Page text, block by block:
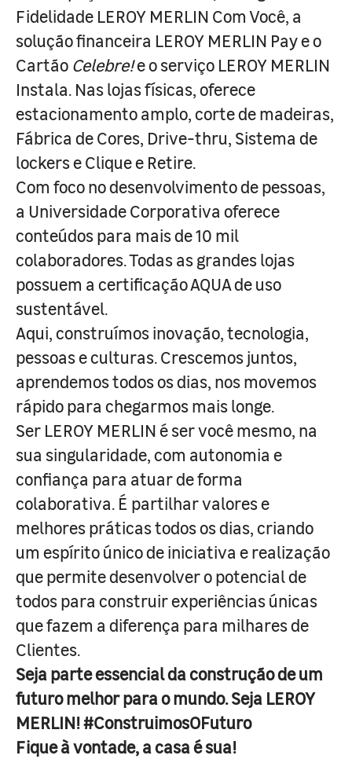
Fidelidade LEROY MERLIN Com Você, a
solução financeira LEROY MERLIN Pay e o
Cartão Celebre!e o serviço LEROY MERLIN
Instala. Nas lojas físicas, oferece
estacionamento amplo, corte de madeiras,
Fábrica de Cores, Drive-thru, Sistema de
lockers e Clique e Retire.
Com foco no desenvolvimento de pessoas,
a Universidade Corporativa oferece
conteúdos para mais de 10 mil
colaboradores. Todas as grandes lojas
possuem a certificação AQUA de uso
sustentável.
Aqui, construímos inovação, tecnologia,
pessoas e culturas. Crescemos juntos,
aprendemos todos os dias, nos movemos
rápido para chegarmos mais longe.
Ser LEROY MERLIN é ser você mesmo, na
sua singularidade, com autonomia e
confiança para atuar de forma
colaborativa. É partilhar valores e
melhores práticas todos os dias, criando
um espírito único de iniciativa e realização
que permite desenvolver o potencial de
todos para construir experiências únicas
que fazem a diferença para milhares de
Clientes.
Seja parte essencial da construção de um
futuro melhor para o mundo. Seja LEROY
MERLIN! #ConstruimosOFuturo
Fique à vontade, a casa é sua!